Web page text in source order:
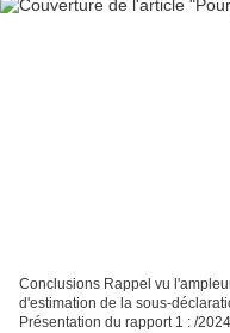
Conclusions Rappel vu
d'estimation de la sous-
Présentation du rapport 1 : /